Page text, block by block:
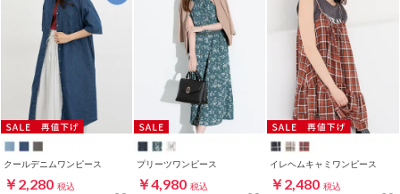
クールデニムワンピース
￥2,280 税込
プリーツワンピース
￥4,980 税込
イレヘムキャミワンピース
￥2,480 税込